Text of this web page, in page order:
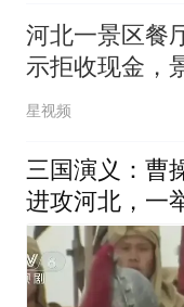
河北一景区餐
示拒收现金，
实，已责令商
星视频
三国演义：曹
进攻河北，一